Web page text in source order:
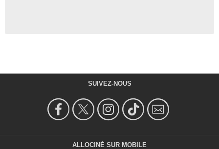
SUIVEZ-NOUS
ALLOCINÉ SUR MOBILE